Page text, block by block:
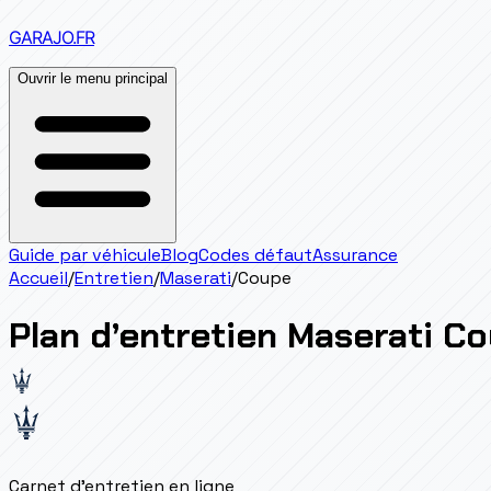
GARAJO.FR
Ouvrir le menu principal
Guide par véhiculeBlogCodes défautAssurance
Accueil/Entretien/Maserati/Coupe
Plan d’entretien Maserati
Carnet d'entretien en ligne